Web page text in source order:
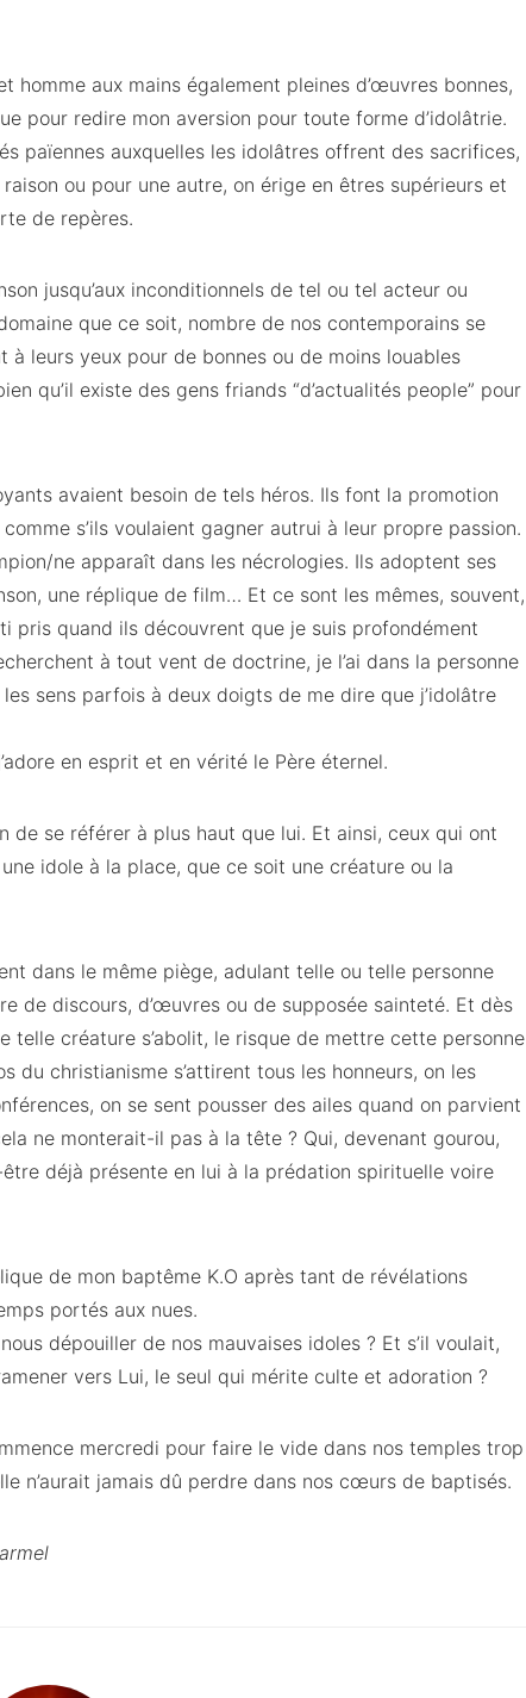
homme aux mains également pleines d’œuvres bonnes,
pour redire mon aversion pour toute forme d’idolâtrie.
païennes auxquelles les idolâtres offrent des sacrifices,
ou pour une autre, on érige en êtres supérieurs et
de repères.
jusqu’aux inconditionnels de tel ou tel acteur ou
que ce soit, nombre de nos contemporains se
leurs yeux pour de bonnes ou de moins louables
qu’il existe des gens friands “d’actualités people” pour
avaient besoin de tels héros. Ils font la promotion
s’ils voulaient gagner autrui à leur propre passion.
ne apparaît dans les nécrologies. Ils adoptent ses
une réplique de film… Et ce sont les mêmes, souvent,
pris quand ils découvrent que je suis profondément
à tout vent de doctrine, je l’ai dans la personne
sens parfois à deux doigts de me dire que j’idolâtre
en esprit et en vérité le Père éternel.
de se référer à plus haut que lui. Et ainsi, ceux qui ont
idole à la place, que ce soit une créature ou la
dans le même piège, adulant telle ou telle personne
de discours, d’œuvres ou de supposée sainteté. Et dès
telle créature s’abolit, le risque de mettre cette personne
du christianisme s’attirent tous les honneurs, on les
on se sent pousser des ailes quand on parvient
ne monterait-il pas à la tête ? Qui, devenant gourou,
déjà présente en lui à la prédation spirituelle voire
de mon baptême K.O après tant de révélations
portés aux nues.
dépouiller de nos mauvaises idoles ? Et s’il voulait,
vers Lui, le seul qui mérite culte et adoration ?
mercredi pour faire le vide dans nos temples trop
n’aurait jamais dû perdre dans nos cœurs de baptisés.